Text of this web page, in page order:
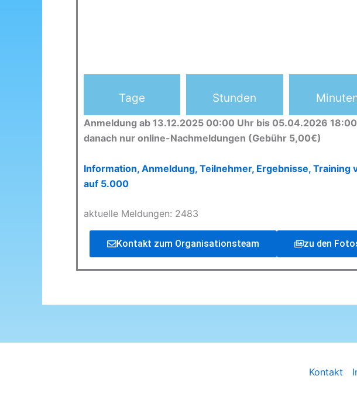
Tage Stunden
Anmeldung ab 13.12.2025 00:00 Uhr bis 05.04.2026 18:00
danach nur online-Nachmeldungen (Gebühr 5,00€)
Information, Anmeldung, Teilnehmer, Ergebnisse, Training
auf 5.000
aktuelle Meldungen: 2483
Kontakt zum Organisationsteam zu den
Kontakt